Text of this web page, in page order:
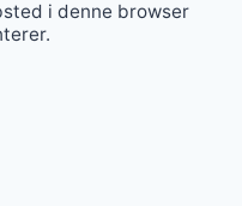
i denne browser